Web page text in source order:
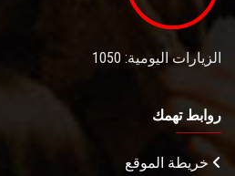
الزيارات اليومية: 1050
روابط تهمك
خريطة الموقع